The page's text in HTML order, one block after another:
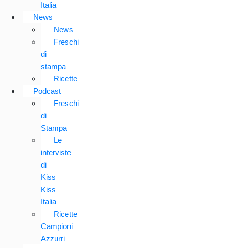
Italia
News
News
Freschi
di
stampa
Ricette
Podcast
Freschi
di
Stampa
Le
interviste
di
Kiss
Kiss
Italia
Ricette
Campioni
Azzurri